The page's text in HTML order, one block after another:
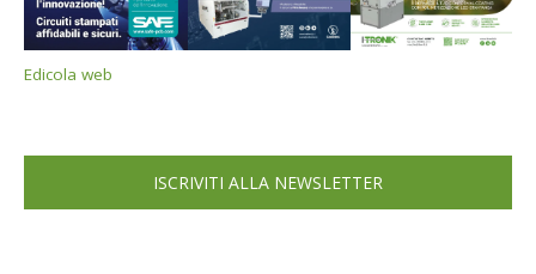
Edicola web
ISCRIVITI ALLA NEWSLETTER